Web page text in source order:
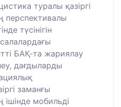
туралы қазіргі
перспективалы
түсінігін
БАҚ-та жариялау
дағдыларды
заманғы
мобильді